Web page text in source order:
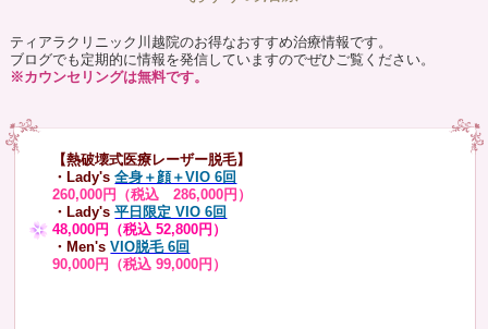
ティアラクリニック川越院のお得なおすすめ治療情報です。
ブログでも定期的に情報を発信していますのでぜひご覧ください。
※カウンセリングは無料です。
【熱破壊式医療レーザー脱毛】
・Lady's 全身＋顔＋VIO 6回
260,000円（税込 286,000円）
・Lady's平日限定 VIO 6回
48,000円（税込 52,800円）
・Men's VIO脱毛 6回
90,000円（税込 99,000円）